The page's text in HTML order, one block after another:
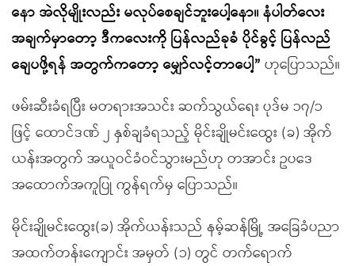
နော အဲလိုမျိုးလည်း မလုပ်စေချင်ဘူးပေါ့နော။ နံပါတ်လေး
အချက်မှာတော့ ဒီကလေးကို ပြန်လည်ခုခံ ပိုင်ခွင့် ပြန်လည်
ချေပဖို့ရန် အတွက်ကတော့ မျှော်လင့်တာပေါ့” ဟုပြောသည်။
ဖမ်းဆီးခံရပြီး မတရားအသင်း ဆက်သွယ်ရေး ပုဒ်မ ၁၇/၁
ဖြင့် ထောင်ဒဏ် ၂ နှစ်ချခံရသည့် မိုင်းချိုမင်းထွေး (ခ) အိုက်
ယန်းအတွက် အယူဝင်ခံဝင်သွားမည်ဟု တအာင်း ဥပဒေ
အထောက်အကူပြု ကွန်ရက်မှ ပြောသည်။
မိုင်းချိုမင်းထွေး(ခ) အိုက်ယန်းသည် နမ့်ဆန်မြို့ အခြေခံပညာ
အထက်တန်းကျောင်း အမှတ် (၁) တွင် တက်ရောက်